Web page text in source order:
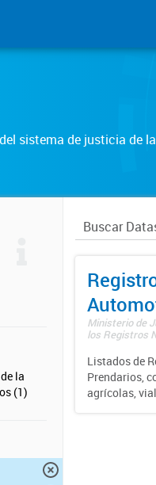
sistema de justicia de la
la
(1)
Ministerio de
los Registros
Listados de
Prendarios,
agrícolas,